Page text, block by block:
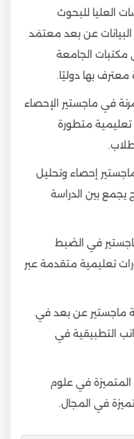
العليا للبحوث
البيانات عن بعد معتمَد
مكتبات الجامعة
بها دوليًا.
في ماجستير الإحصاء
تعليمية متطورة
إحصاء وتحليل
يجمع بين الدراسة
في الضبط
تعليمية متقدمة عبر
ماجستير عن بعد في
التطبيقية في
في علوم
في المجال.